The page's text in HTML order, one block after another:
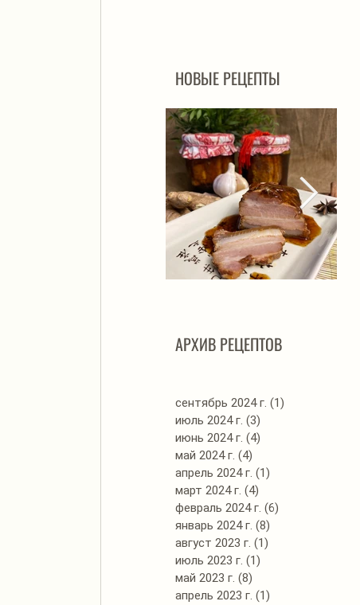
НОВЫЕ РЕЦЕПТЫ
соусе
АРХИВ РЕЦЕПТОВ
сентябрь 2024 г. (1)
июль 2024 г. (3)
июнь 2024 г. (4)
май 2024 г. (4)
апрель 2024 г. (1)
март 2024 г. (4)
февраль 2024 г. (6)
январь 2024 г. (8)
август 2023 г. (1)
июль 2023 г. (1)
май 2023 г. (8)
апрель 2023 г. (1)